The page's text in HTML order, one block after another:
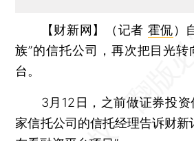
【财新网】（记者 霍侃）
族”的信托公司，再次把目光
台。
3月12日，之前做证券投资
家信托公司的信托经理告诉财新